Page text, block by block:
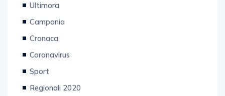
Campania
Cronaca
Coronavirus
Sport
Regionali 2020
Spettacolo e Cultura